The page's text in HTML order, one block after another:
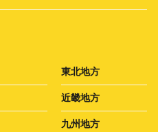
東北地方
近畿地方
九州地方